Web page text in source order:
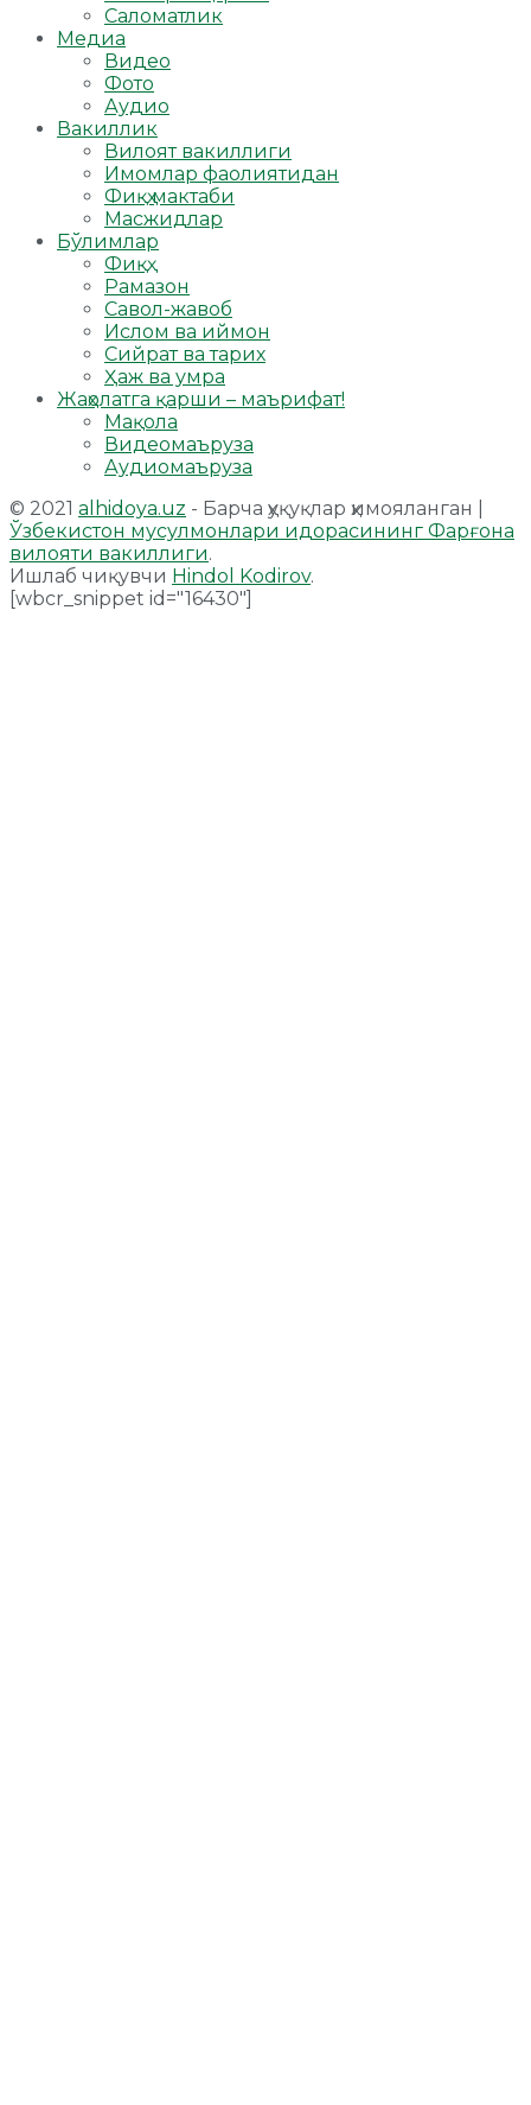
Саломатлик
Медиа
Видео
Фото
Аудио
Вакиллик
Вилоят вакиллиги
Имомлар фаолиятидан
Фиқҳ мактаби
Масжидлар
Бўлимлар
Фиқҳ
Рамазон
Савол-жавоб
Ислом ва иймон
Сийрат ва тарих
Ҳаж ва умра
Жаҳолатга қарши – маърифат!
Мақола
Видеомаъруза
Аудиомаъруза
© 2021 alhidoya.uz - Барча ҳуқуқлар ҳимояланган |
Ўзбекистон мусулмонлари идорасининг Фарғона
вилояти вакиллиги.
Ишлаб чиқувчи Hindol Kodirov.
[wbcr_snippet id="16430"]